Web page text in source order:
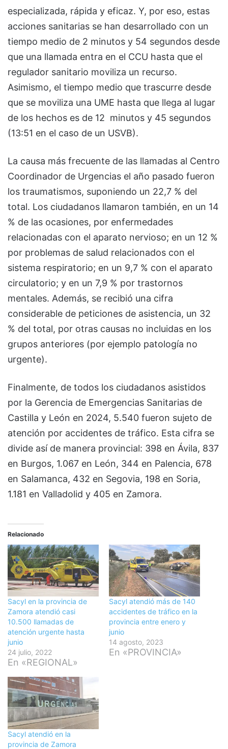
especializada, rápida y eficaz. Y, por eso, estas
acciones sanitarias se han desarrollado con un
tiempo medio de 2 minutos y 54 segundos desde
que una llamada entra en el CCU hasta que el
regulador sanitario moviliza un recurso.
Asimismo, el tiempo medio que trascurre desde
que se moviliza una UME hasta que llega al lugar
de los hechos es de 12 minutos y 45 segundos
(13:51 en el caso de un USVB).
La causa más frecuente de las llamadas al Centro
Coordinador de Urgencias el año pasado fueron
los traumatismos, suponiendo un 22,7 % del
total. Los ciudadanos llamaron también, en un 14
% de las ocasiones, por enfermedades
relacionadas con el aparato nervioso; en un 12 %
por problemas de salud relacionados con el
sistema respiratorio; en un 9,7 % con el aparato
circulatorio; y en un 7,9 % por trastornos
mentales. Además, se recibió una cifra
considerable de peticiones de asistencia, un 32
% del total, por otras causas no incluidas en los
grupos anteriores (por ejemplo patología no
urgente).
Finalmente, de todos los ciudadanos asistidos
por la Gerencia de Emergencias Sanitarias de
Castilla y León en 2024, 5.540 fueron sujeto de
atención por accidentes de tráfico. Esta cifra se
divide así de manera provincial: 398 en Ávila, 837
en Burgos, 1.067 en León, 344 en Palencia, 678
en Salamanca, 432 en Segovia, 198 en Soria,
1.181 en Valladolid y 405 en Zamora.
Relacionado
Sacyl en la provincia de
Zamora atendió casi
10.500 llamadas de
atención urgente hasta
junio
24 julio, 2022
En «REGIONAL»
Sacyl atendió más de 140
accidentes de tráfico en la
provincia entre enero y
junio
14 agosto, 2023
En «PROVINCIA»
Sacyl atendió en la
provincia de Zamora